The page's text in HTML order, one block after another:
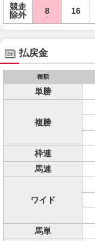
競走
除外
8 16
払戻金
種類
単勝
複勝
枠連
馬連
ワイド
馬単